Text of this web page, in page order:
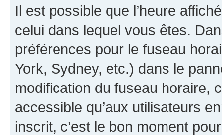
Il est possible que l’heure
celui dans lequel vous êtes.
préférences pour le fuseau
York, Sydney, etc.) dans le
modification du fuseau horaire,
accessible qu’aux utilisateurs
inscrit, c’est le bon moment